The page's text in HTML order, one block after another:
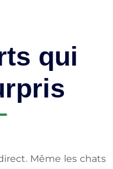
qui
Même les chats